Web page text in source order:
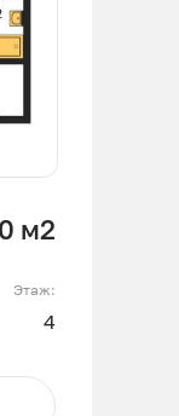
м2
Этаж:
4